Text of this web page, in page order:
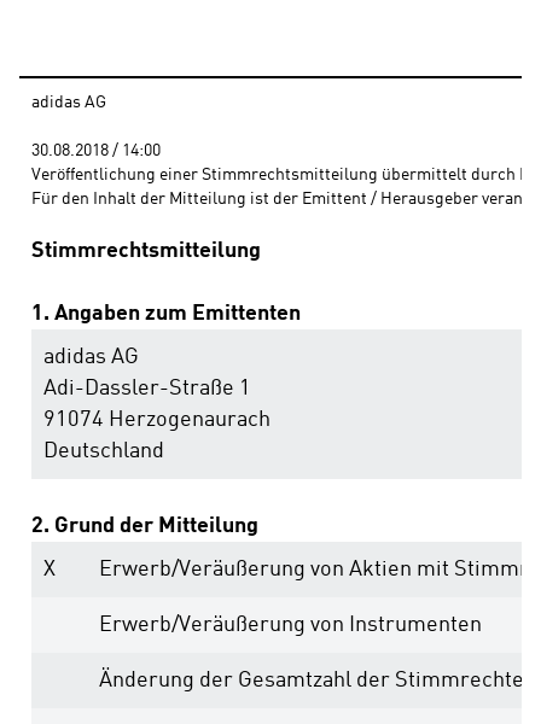
adidas AG
30.08.2018 / 14:00
Veröffentlichung einer Stimmrechtsmitteilung übermittelt durch
Für den Inhalt der Mitteilung ist der Emittent / Herausgeber
Stimmrechtsmitteilung
1. Angaben zum Emittenten
adidas AG
Adi-Dassler-Straße 1
91074 Herzogenaurach
Deutschland
2. Grund der Mitteilung
X
Erwerb/Veräußerung von Aktien mit
Erwerb/Veräußerung von Instrumenten
Änderung der Gesamtzahl der Stimmrechte